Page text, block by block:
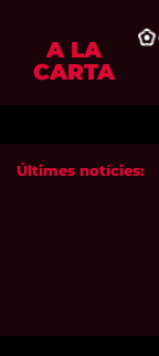
A LA
CARTA
Últimes notícies: